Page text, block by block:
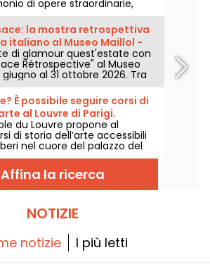
di opere straordinarie,
sono esposte nei musei di
la guida!
la mostra retrospettiva
italiano al Museo Maillol -
di glamour quest'estate con
Rétrospective" al Museo
giugno al 31 ottobre 2026. Tra
di stampe, la mostra di
colori e stravaganza,
leggenda.
È possibile seguire corsi di
al Louvre di Parigi.
du Louvre propone al
di storia dell’arte accessibili
nel cuore del palazzo del
anno, da settembre a giugno.
gratuite sono proposte
dal museo. Un modo per
di storia dell’arte!
Affina la ricerca
NOTIZIE
notizie I più letti